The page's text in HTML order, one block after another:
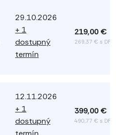
29.10.2026
+ 1
dostupný
termín
219,00 €
269,37 € s DPH
12.11.2026
+ 1
dostupný
399,00 €
490,77 € s DPH